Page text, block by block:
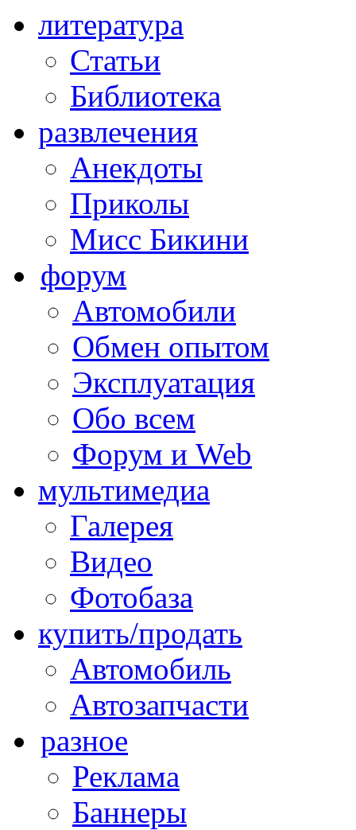
литература
Статьи
Библиотека
развлечения
Анекдоты
Приколы
Мисс Бикини
форум
Автомобили
Обмен опытом
Эксплуатация
Обо всем
Форум и Web
мультимедиа
Галерея
Видео
Фотобаза
купить/продать
Автомобиль
Автозапчасти
разное
Реклама
Баннеры